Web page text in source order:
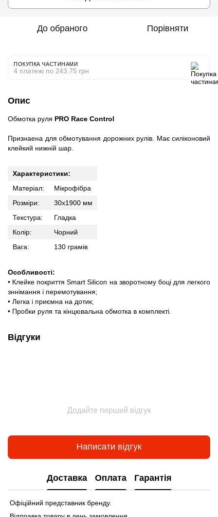
До обраного Порівняти
ПОКУПКА ЧАСТИНАМИ
4 платежі по 243.75 грн
Опис
Обмотка руля PRO Race Control
Признаена для обмотування дорожних рулів. Має силіконовий
клейкий нижній шар.
Характеристики:
Матеріал:
Мікрофібра
Розміри:
30х1900 мм
Текстура:
Гладка
Колір:
Чорний
Вага:
130 грамів
Особливості:
• Клейке покриття Smart Silicon на зворотному боці для легкого
зннімання і перемотування;
• Легка і приємна на дотик;
• Пробки руля та кінцювальна обмотка в комплекті.
Відгуки
Додайте перший відгук
Написати відгук
Доставка Оплата Гарантія
Офіційний представник бренду.